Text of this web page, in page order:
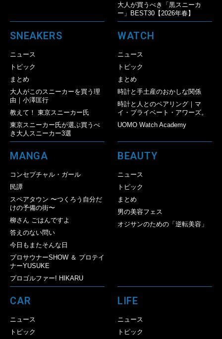
大人が買うべき「黒スニーカ
ー」BEST30【2026年春】
SNEAKERS
ニュース
トピック
まとめ
大人がこのスニーカーを買う理
由｜小澤匡行
教えて！ 東京スニーカー氏
東京スニーカー氏が選ぶ買うべ
き大人スニーカー3選
WATCH
ニュース
トピック
まとめ
時計と手土産のおかしな関係
時計と人とのペアリング｜マ
イ・プライベート・アワーズ。
UOMO Watch Academy
MANGA
コンセプチャル・ガール
民譚
スペアタウン 〜つくろう自分だ
けの予備の街〜
柳さん ごはんですよ
答えのない問い
今日もまたそんな日
プロサウナーSHOW ＆ プロテイ
ナーYUSUKE
プロゴルファー! HIKARU
BEAUTY
ニュース
トピック
まとめ
男の美容フェス
オジサンのための「逆転美容」
CAR
ニュース
トピック
LIFE
ニュース
トピック